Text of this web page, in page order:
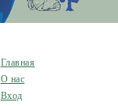
Главная
О нас
Вход